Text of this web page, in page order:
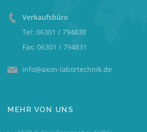
Verkaufsbüro
Tel: 06301 / 794830
Fax: 06301 / 794831
info@axon-labortechnik.de
MEHR VON UNS